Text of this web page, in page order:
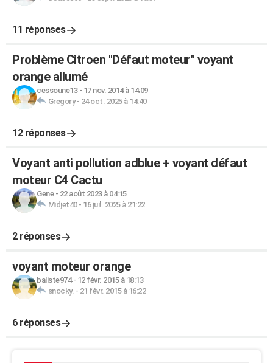
11 réponses
Problème Citroen "Défaut moteur" voyant
orange allumé
cessoune13- 17 nov. 2014 à 14:09
Gregory- 24 oct. 2025 à 14:40
12 réponses
Voyant anti pollution adblue + voyant défaut
moteur C4 Cactu
Gene- 22 août 2023 à 04:15
Midjet40- 16 juil. 2025 à 21:22
2 réponses
voyant moteur orange
baliste974- 12 févr. 2015 à 18:13
snocky. - 21 févr. 2015 à 16:22
6 réponses